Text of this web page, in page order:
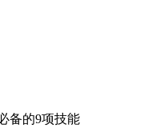
备的9项技能